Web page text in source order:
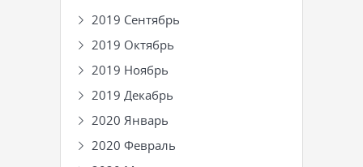
2019 Сентябрь
2019 Октябрь
2019 Ноябрь
2019 Декабрь
2020 Январь
2020 Февраль